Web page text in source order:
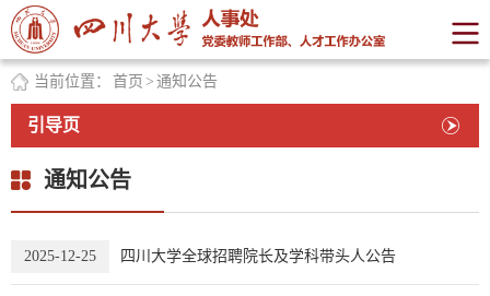
当前位置： 首页 > 通知公告
引导页
通知公告
2025-12-25 四川大学全球招聘院长及学科带头人公告